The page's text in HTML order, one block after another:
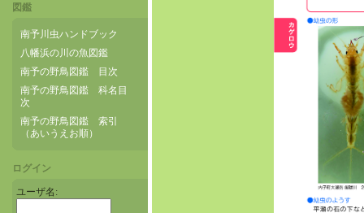
図鑑
南予川虫ハンドブック
八幡浜の川の魚図鑑
南予の野鳥図鑑 目次
南予の野鳥図鑑 科名目
次
南予の野鳥図鑑 索引
（あいうえお順）
ログイン
ユーザ名: